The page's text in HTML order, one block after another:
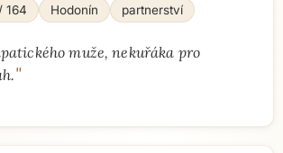
164 Hodonín partnerství
muže, nekuřáka pro
"